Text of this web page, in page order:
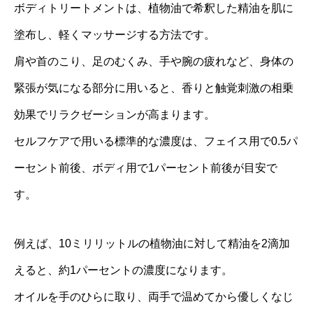
ボディトリートメントは、植物油で希釈した精油を肌に
塗布し、軽くマッサージする方法です。
肩や首のこり、足のむくみ、手や腕の疲れなど、身体の
緊張が気になる部分に用いると、香りと触覚刺激の相乗
効果でリラクゼーションが高まります。
セルフケアで用いる標準的な濃度は、フェイス用で0.5パ
ーセント前後、ボディ用で1パーセント前後が目安で
す。
例えば、10ミリリットルの植物油に対して精油を2滴加
えると、約1パーセントの濃度になります。
オイルを手のひらに取り、両手で温めてから優しくなじ